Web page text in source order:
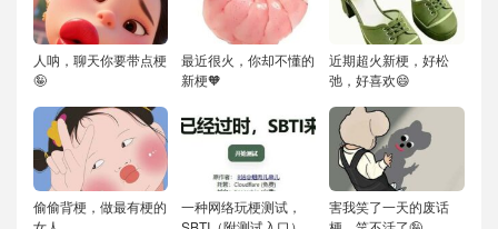
人呐，聊天你要带点梗
🤪
最近很火，你却不懂的
新梗🧡
近期超火新梗，好松
弛，好喜欢😄
偷偷背梗，做最有梗的
一种网络玩梗测试，
害我笑了一天的废话